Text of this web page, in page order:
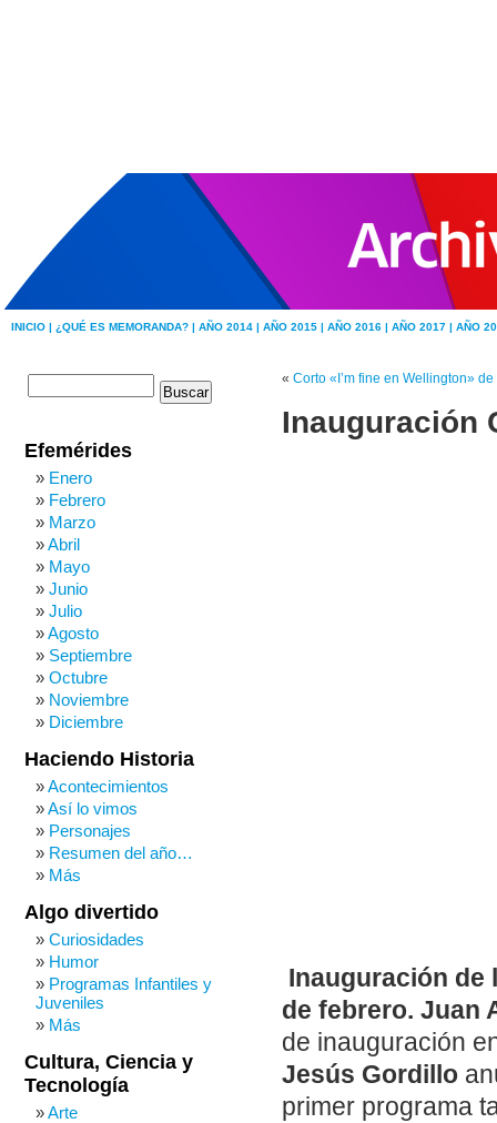
INICIO | ¿QUÉ ES MEMORANDA? | AÑO 2014 | AÑO 2015 | AÑO 2016 | AÑO 2017 | AÑO
« Corto «I’m fine en Wellington»
Inauguración
Inauguración de
de febrero. Juan
de inauguración
Jesús Gordillo
primer programa
Efemérides
Enero
Febrero
Marzo
Abril
Mayo
Junio
Julio
Agosto
Septiembre
Octubre
Noviembre
Diciembre
Haciendo Historia
Acontecimientos
Así lo vimos
Personajes
Resumen del año…
Más
Algo divertido
Curiosidades
Humor
Programas Infantiles y
Juveniles
Más
Cultura, Ciencia y
Tecnología
Arte